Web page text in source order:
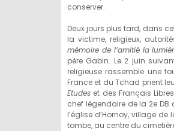
conserver.
Deux jours plus tard, dans
la victime, religieux,
mémoire de l’amitié la
père Gabin. Le 2 juin
religieuse rassemble une
France et du Tchad prient
Etudes et des Français
chef légendaire de la 2e
l’église d’Hornoy, village
tombe, au centre du